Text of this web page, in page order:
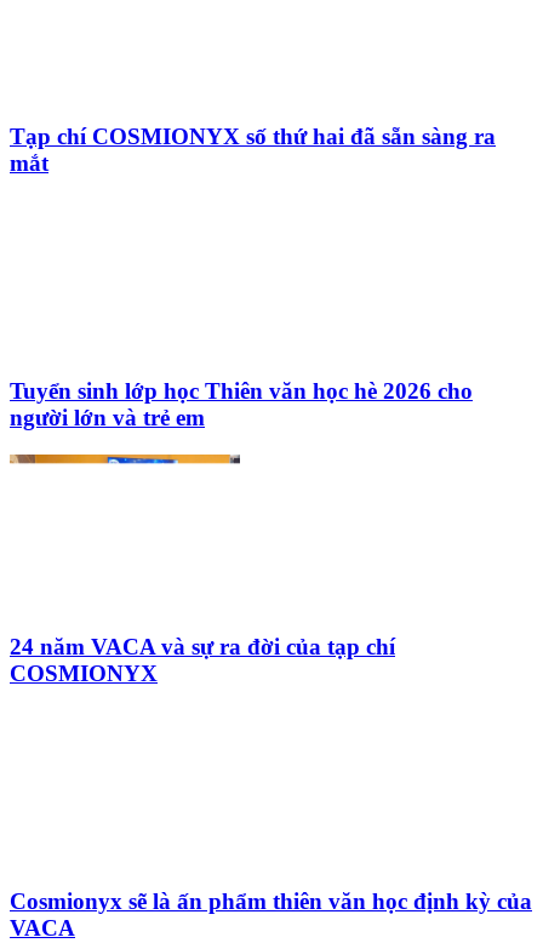
Tạp chí COSMIONYX số thứ hai đã sẵn sàng ra
mắt
Tuyển sinh lớp học Thiên văn học hè 2026 cho
người lớn và trẻ em
24 năm VACA và sự ra đời của tạp chí
COSMIONYX
Cosmionyx sẽ là ấn phẩm thiên văn học định kỳ của
VACA